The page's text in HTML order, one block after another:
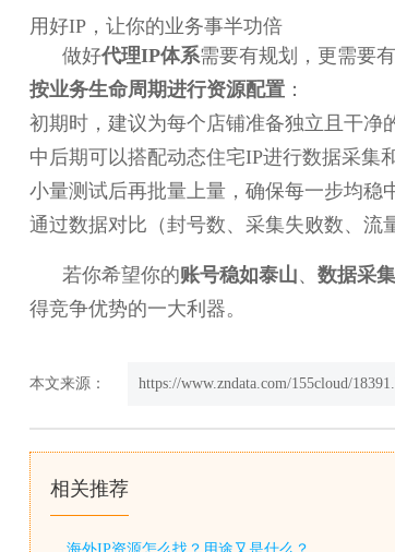
用好IP，让你的业务事半功倍
做好代理IP体系需要有规划，更需要
按业务生命周期进行资源配置 ：
初期时，建议为每个店铺准备独立且干净
中后期可以搭配动态住宅IP进行数据采集
小量测试后再批量上量，确保每一步均稳
通过数据对比（封号数、采集失败数、流
若你希望你的账号稳如泰山、 数据采
得竞争优势的一大利器。
本文来源： https://www.zndata.com/155cloud/
相关推荐